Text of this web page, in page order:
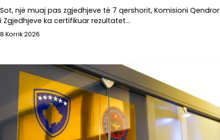
Sot, një muaj pas zgjedhjeve të 7 qershorit, Komisioni Qendror
i Zgjedhjeve ka certifikuar rezultatet…
8 Korrik 2026